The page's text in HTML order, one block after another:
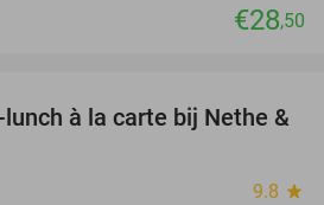
€28,50
42%
à la carte bij Nethe &
9.8 star